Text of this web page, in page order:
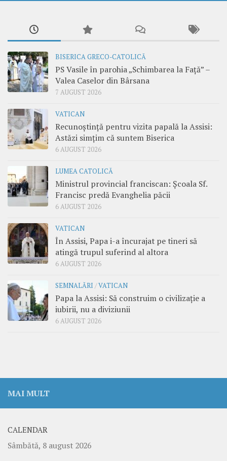
BISERICA GRECO-CATOLICĂ
PS Vasile în parohia „Schimbarea la Față” –
Valea Caselor din Bârsana
7 AUGUST 2026
VATICAN
Recunoștință pentru vizita papală la Assisi:
Astăzi simțim că suntem Biserica
6 AUGUST 2026
LUMEA CATOLICĂ
Ministrul provincial franciscan: Școala Sf.
Francisc predă Evanghelia păcii
6 AUGUST 2026
VATICAN
În Assisi, Papa i-a încurajat pe tineri să
atingă trupul suferind al altora
6 AUGUST 2026
SEMNALĂRI /VATICAN
Papa la Assisi: Să construim o civilizație a
iubirii, nu a diviziunii
6 AUGUST 2026
MAI MULT
CALENDAR
Sâmbătă, 8 august 2026